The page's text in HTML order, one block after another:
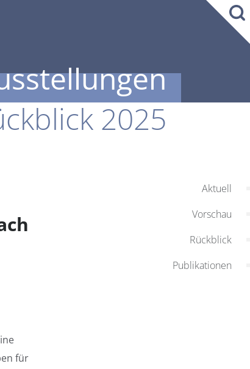
2025
für
Aktuell
Vorschau
Rückblick
Publikationen